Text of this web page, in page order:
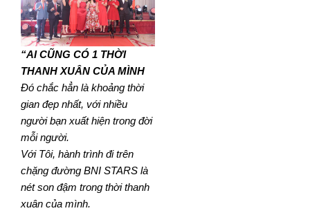
“AI CŨNG CÓ 1 THỜI
THANH XUÂN CỦA MÌNH
Đó chắc hẳn là khoảng thời
gian đẹp nhất, với nhiều
người bạn xuất hiện trong đời
mỗi người.
Với Tôi, hành trình đi trên
chặng đường BNI STARS là
nét son đậm trong thời thanh
xuân của mình.